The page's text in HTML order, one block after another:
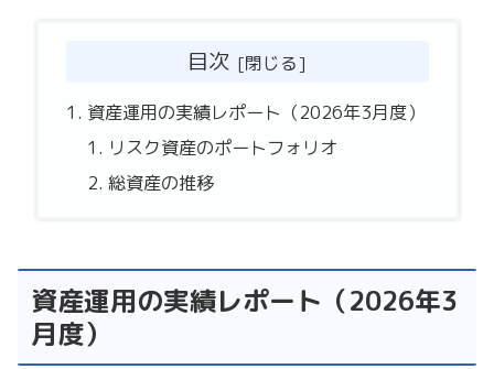
目次
資産運用の実績レポート（2026年3月度）
リスク資産のポートフォリオ
総資産の推移
資産運用の実績レポート（2026年3
月度）